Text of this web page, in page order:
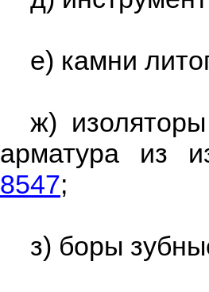
е) камни
ж)
арматура из
8547;
з) боры